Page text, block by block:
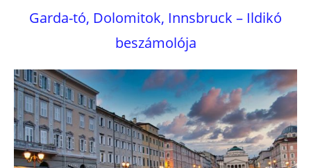
Garda-tó, Dolomitok, Innsbruck – Ildikó
beszámolója